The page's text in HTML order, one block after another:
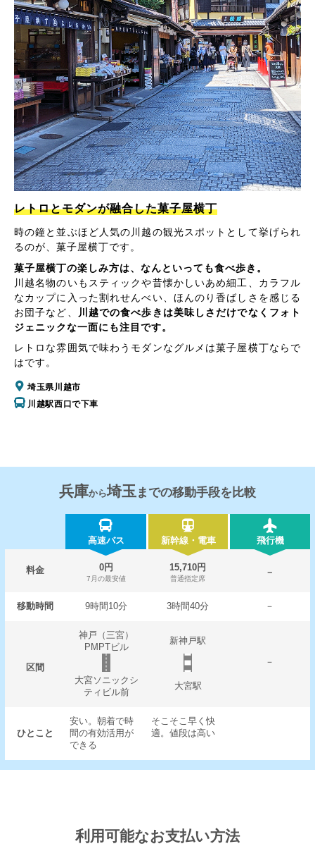
レトロとモダンが融合した菓子屋横丁
時の鐘と並ぶほど人気の川越の観光スポットとして挙げられ
るのが、菓子屋横丁です。
菓子屋横丁の楽しみ方は、なんといっても食べ歩き。
川越名物のいもスティックや昔懐かしいあめ細工、カラフル
なカップに入った割れせんべい、ほんのり香ばしさを感じる
お団子など、
川越での食べ歩きは美味しさだけでなくフォト
ジェニックな一面にも注目です。
レトロな雰囲気で味わうモダンなグルメは菓子屋横丁ならで
はです。
埼玉県川越市
川越駅西口で下車
兵庫から埼玉 までの移動手段を比較
高速バス 新幹線・電車 飛行機
料金 0円
7月の最安値
15,710円
普通指定席
－
移動時間 9時間10分 3時間40分 －
区間
神戸（三宮）
PMPTビル
新神戸駅
－
大宮ソニックシ
ティビル前
大宮駅
ひとこと
安い。朝着で時
間の有効活用が
できる
そこそこ早く快
適。値段は高い
利用可能なお支払い方法